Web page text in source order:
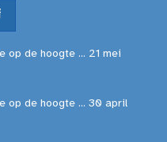
op de hoogte ... 21 mei
op de hoogte ... 30 april